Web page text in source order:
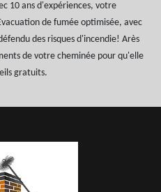
10 ans d'expériences, votre
de fumée optimisée, avec
des risques d'incendie! Arès
de votre cheminée pour qu'elle
gratuits.